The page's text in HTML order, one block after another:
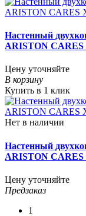
Настенный
ARISTON CARES
Цену уточняйте
В корзину
Купить в 1 клик
Нет в наличии
Настенный
ARISTON CARES
Цену уточняйте
Предзаказ
1